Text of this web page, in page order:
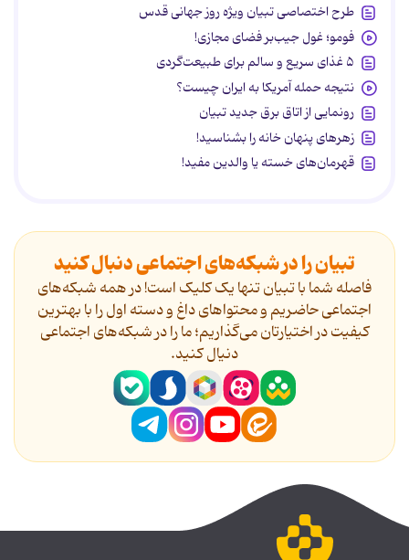
طرح اختصاصی تبیان ویژه روز جهانی قدس
فومو؛ غول جیب‌بر فضای مجازی!
۵ غذای سریع و سالم برای طبیعت‌گردی
نتیجه حمله آمریکا به ایران چیست؟
رونمایی از اتاق برق جدید تبیان
زهرهای پنهان خانه را بشناسید!
قهرمان‌های خسته یا والدین مفید!
تبیان را در شبکه‌های اجتماعی دنبال کنید
فاصله شما با تبیان تنها یک کلیک است! در همه شبکه‌های
اجتماعی حاضریم و محتواهای داغ و دسته اول را با بهترین
کیفیت در اختیارتان می‌گذاریم؛ ما را در شبکه‌های اجتماعی
دنیال کنید.